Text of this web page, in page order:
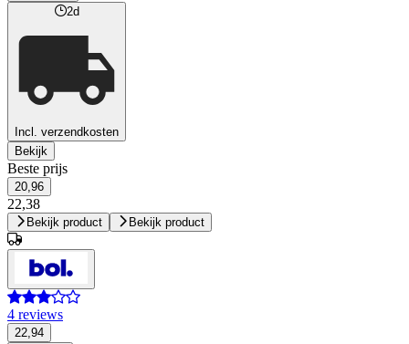
2d
Incl. verzendkosten
Bekijk
Beste prijs
20,96
22,38
Bekijk product Bekijk product
4 reviews
22,94